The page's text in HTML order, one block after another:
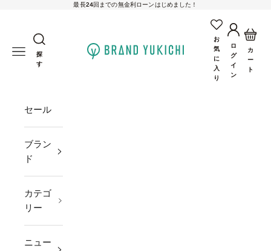
コンテンツへスキップ最長24回までの無金利ローンはじめました！
brand-yukichi
メニューを開く
探
す
お
気
に
入
り
アカウン
ロ
グ
イ
ン
カー
カ
ー
ト
セール
ブラン
ド
カテゴ
リー
ニュー